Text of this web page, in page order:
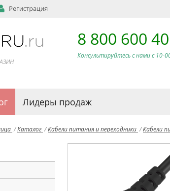
Регистрация
8 800 600
Консультируйтесь с нами c 10-
Лидеры продаж
/Каталог /Кабели питания и переходники /Кабели